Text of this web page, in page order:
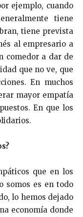
ejemplo, cuando
tiene
tiene prevista
al empresario a
comedor a dar de
que no ve, que
En muchos
mayor empatía
En que los
que en los
somos es en todo
lo hemos dejado
economía donde